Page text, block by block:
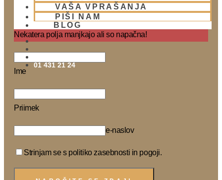
VAŠA VPRAŠANJA
PIŠI NAM
BLOG
01 431 21 24
Prosim potrdite vaše naročilo na prejemanje eNovic!
Nekatera polja manjkajo ali so napačna!
Ime
Priimek
e-naslov
Strinjam se s politiko zasebnosti in pogoji.